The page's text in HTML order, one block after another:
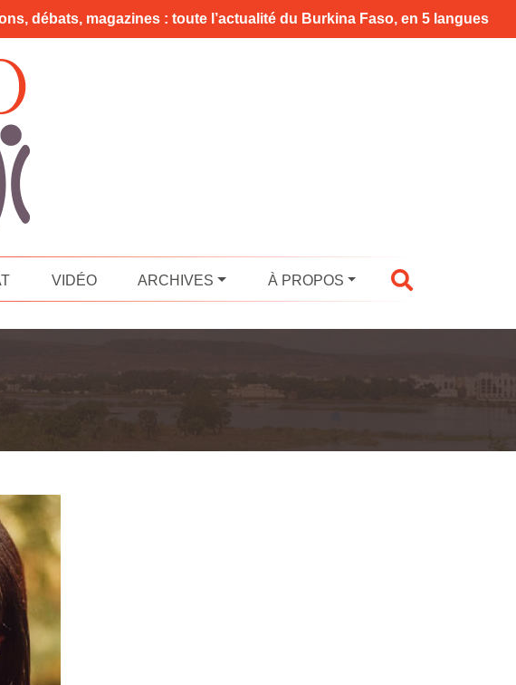
débats, magazines : toute l’actualité du Burkina Faso, en 5 langues
VIDÉO ARCHIVES À PROPOS